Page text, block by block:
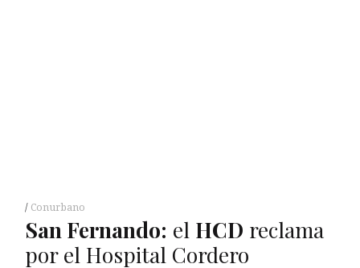
Conurbano
San Fernando: el HCD reclama
por el Hospital Cordero